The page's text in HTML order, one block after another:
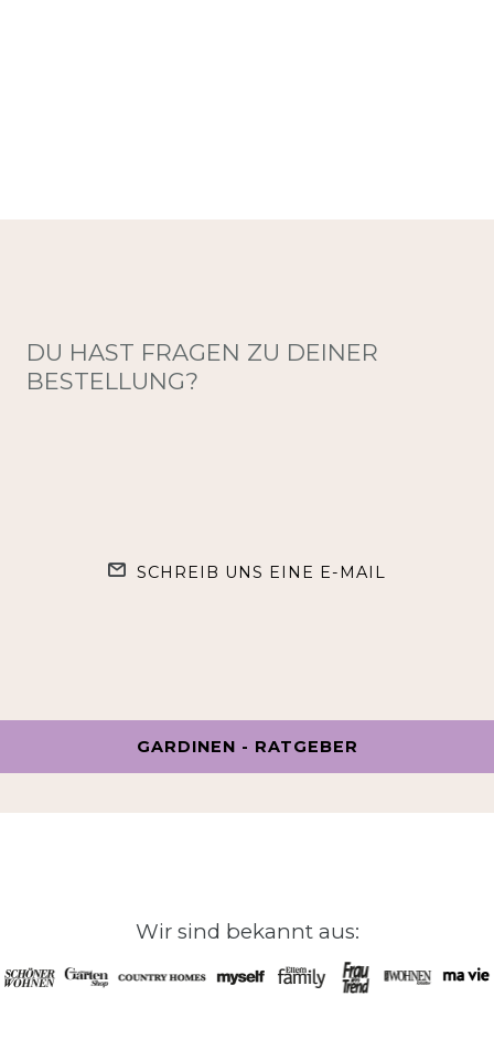
DU HAST FRAGEN ZU DEINER
BESTELLUNG?
SCHREIB UNS EINE E-MAIL
GARDINEN - RATGEBER
Wir sind bekannt aus: